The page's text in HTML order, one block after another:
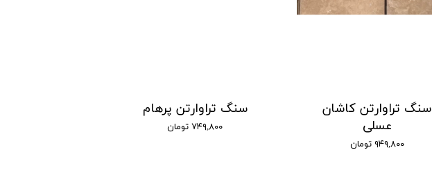
سنگ تراوارتن کاشان
عسلی
۹۴۹,۸۰۰ تومان
سنگ تراوارتن پرهام
۷۴۹,۸۰۰ تومان